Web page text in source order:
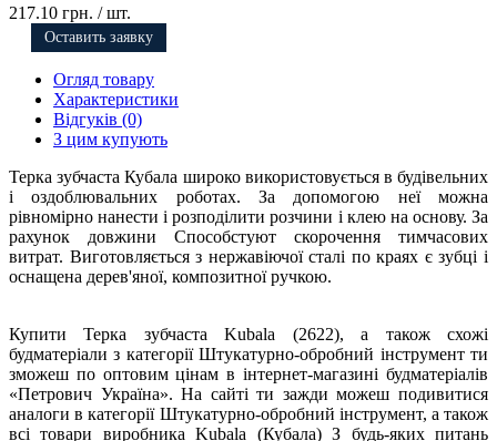
217.10 грн. / шт.
Оставить заявку
Огляд товару
Характеристики
Відгуків (0)
З цим купують
Терка зубчаста Кубала широко використовується в будівельних
і оздоблювальних роботах. За допомогою неї можна
рівномірно нанести і розподілити розчини і клею на основу. За
рахунок довжини Способстуют скорочення тимчасових
витрат. Виготовляється з нержавіючої сталі по краях є зубці і
оснащена дерев'яної, композитної ручкою.
Купити Терка зубчаста Kubala (2622), а також схожі
будматеріали з категорії Штукатурно-обробний інструмент ти
зможеш по оптовим цінам в інтернет-магазині будматеріалів
«Петрович Україна». На сайті ти зажди можеш подивитися
аналоги в категорії Штукатурно-обробний інструмент, а також
всі товари виробника Kubala (Кубала) З будь-яких питань